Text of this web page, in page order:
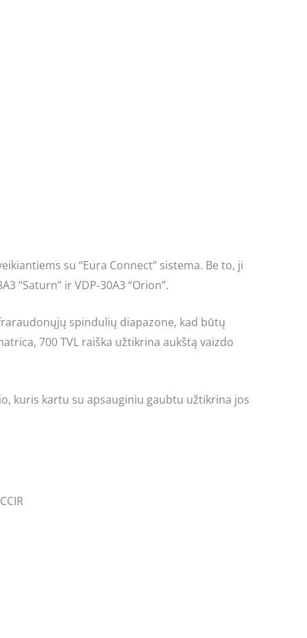
su “Eura Connect” sistema. Be to, ji
“Saturn” ir VDP-30A3 “Orion”.
spindulių diapazone, kad būtų
700 TVL raiška užtikrina aukštą vaizdo
kuris kartu su apsauginiu gaubtu užtikrina jos